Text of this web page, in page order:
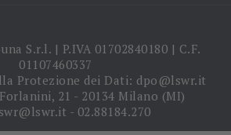
S.r.l. | P.IVA 01702840180 | C.F.
01107460337
Protezione dei Dati: dpo@lswr.it
21 - 20134 Milano (MI)
- 02.88184.270